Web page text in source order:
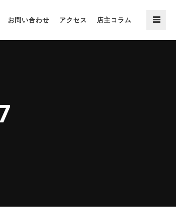
お問い合わせ アクセス 店主コラム